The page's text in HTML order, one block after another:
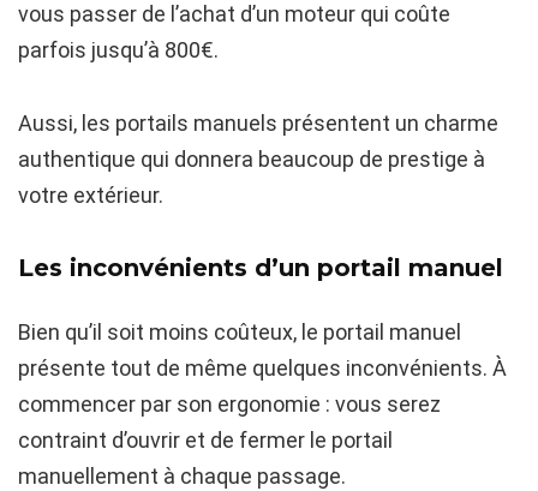
vous passer de l’achat d’un moteur qui coûte
parfois jusqu’à 800€.
Aussi, les portails manuels présentent un charme
authentique qui donnera beaucoup de prestige à
votre extérieur.
Les inconvénients d’un portail manuel
Bien qu’il soit moins coûteux, le portail manuel
présente tout de même quelques inconvénients. À
commencer par son ergonomie : vous serez
contraint d’ouvrir et de fermer le portail
manuellement à chaque passage.